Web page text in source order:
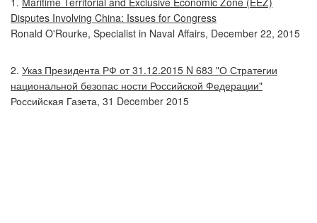
Disputes Involving China: Issues for Congress
Ronald O'Rourke, Specialist in Naval Affairs, December 22, 2015
2. Указ Президента РФ от 31.12.2015 N 683 "О Стратегии
национальной безопас ности Российской Федерации"
Российская Газета, 31 December 2015